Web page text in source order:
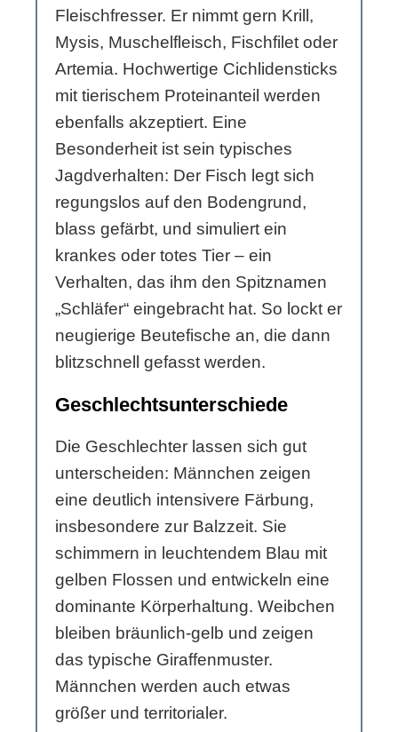
Fleischfresser. Er nimmt gern Krill,
Mysis, Muschelfleisch, Fischfilet oder
Artemia. Hochwertige Cichlidensticks
mit tierischem Proteinanteil werden
ebenfalls akzeptiert. Eine
Besonderheit ist sein typisches
Jagdverhalten: Der Fisch legt sich
regungslos auf den Bodengrund,
blass gefärbt, und simuliert ein
krankes oder totes Tier – ein
Verhalten, das ihm den Spitznamen
„Schläfer“ eingebracht hat. So lockt er
neugierige Beutefische an, die dann
blitzschnell gefasst werden.
Geschlechtsunterschiede
Die Geschlechter lassen sich gut
unterscheiden: Männchen zeigen
eine deutlich intensivere Färbung,
insbesondere zur Balzzeit. Sie
schimmern in leuchtendem Blau mit
gelben Flossen und entwickeln eine
dominante Körperhaltung. Weibchen
bleiben bräunlich-gelb und zeigen
das typische Giraffenmuster.
Männchen werden auch etwas
größer und territorialer.